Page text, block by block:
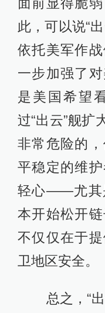
此，可以说“
依托美军作
一步加强了
是美国希望
过“出云”舰扩
非常危险的
平稳定的维
轻心——尤其
本开始松开
不仅仅在于
卫地区安全。
总之，“出